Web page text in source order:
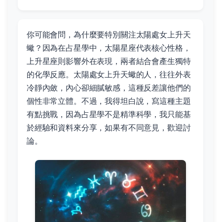
你可能會問，為什麼要特別關注太陽處女上升天
蠍？因為在占星學中，太陽星座代表核心性格，
上升星座則影響外在表現，兩者結合會產生獨特
的化學反應。太陽處女上升天蠍的人，往往外表
冷靜內斂，內心卻細膩敏感，這種反差讓他們的
個性非常立體。不過，我得坦白說，寫這種主題
有點挑戰，因為占星學不是精準科學，我只能基
於經驗和資料來分享，如果有不同意見，歡迎討
論。